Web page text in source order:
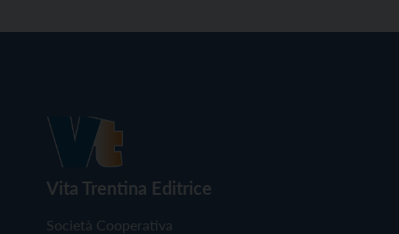
Vita Trentina Editrice
Società Cooperativa